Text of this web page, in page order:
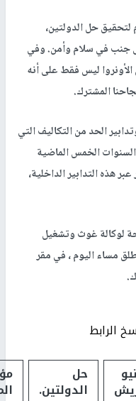
حل الدولتين،
جنب في سلام وأمن. وفي
ليس فقط على أنه
المشترك.
الحد من التكاليف التي
الخمس الماضية
500 مليون دولار عبر هذه التدابير الداخلية،
لوكالة غوث وتشغيل
مساء اليوم ، في مقر
الرابط
حل
الدولتين.